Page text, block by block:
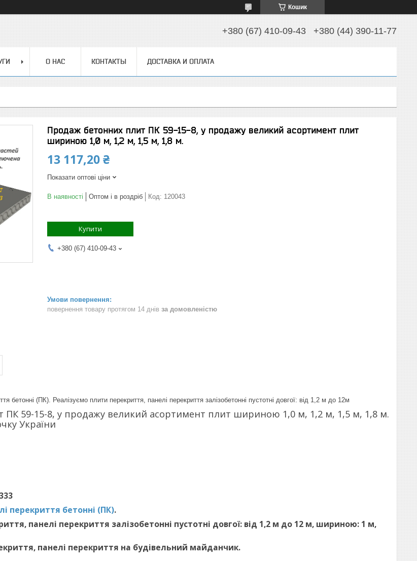
Кошик
+380 (67) 410-09-43 +380 (44) 390-11-77
О НАС КОНТАКТЫ ДОСТАВКА И ОПЛАТА
Продаж бетонних плит ПК 59-15-8, у продажу великий асортимент плит
шириною 1,0 м, 1,2 м, 1,5 м, 1,8 м.
13 117,20 ₴
Показати оптові ціни
В наявності Оптом і в роздріб Код: 120043
Купити
+380 (67) 410-09-43
повернення товару протягом 14 днів за домовленістю
бетонні (ПК). Реалізуємо плити перекриття, панелі перекриття залізобетонні пустотні довгої: від 1,2 м до 12м
ПК 59-15-8, у продажу великий асортимент плит шириною 1,0 м, 1,2 м, 1,5 м, 1,8 м.
України
перекриття бетонні (ПК).
панелі перекриття залізобетонні пустотні довгої: від 1,2 м до 12 м, шириною: 1 м,
панелі перекриття на будівельний майданчик.